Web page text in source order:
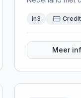
in3
Meer